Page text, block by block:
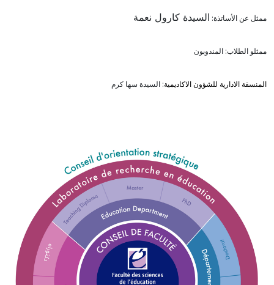
ممثل عن الأساتذة: السيدة كارول نعمة
ممثلو الطلاب: المندوبون
المنسقة الادارية للشؤون الاكاديمية: السيدة سها كرم